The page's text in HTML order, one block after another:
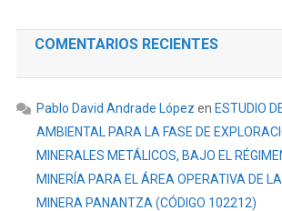
COMENTARIOS RECIENTES
Pablo David Andrade López en ESTUDIO
AMBIENTAL PARA LA FASE DE
MINERALES METÁLICOS, BAJO EL
MINERÍA PARA EL ÁREA OPERATIVA DE
MINERA PANANTZA (CÓDIGO 102212)